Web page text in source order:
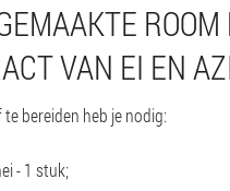
VAN EI EN
te bereiden heb je nodig:
- 1 stuk;